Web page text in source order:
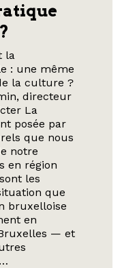
la
: une même
la culture ?
directeur
La
posée par
que nous
notre
en région
les
que
bruxelloise
en
— et